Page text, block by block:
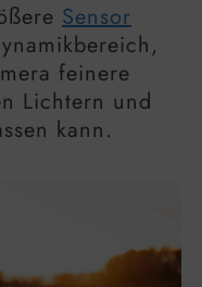
Sensor
feinere
Lichtern und
kann.